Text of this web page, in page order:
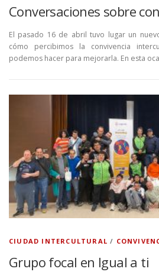
Conversaciones sobre
El pasado 16 de abril tuvo lugar un
cómo percibimos la convivencia
podemos hacer para mejorarla. En esta
CIUDAD INTERCULTURAL /
Grupo focal en Igual a ti